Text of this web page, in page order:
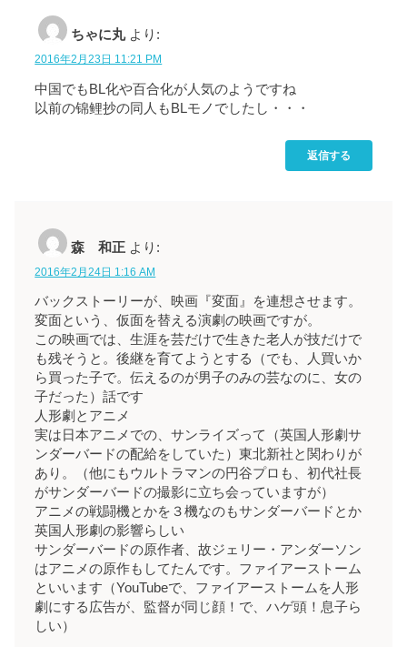
ちゃに丸 より:
2016年2月23日 11:21 PM
中国でもBL化や百合化が人気のようですね
以前の锦鲤抄の同人もBLモノでしたし・・・
返信する
森 和正 より:
2016年2月24日 1:16 AM
バックストーリーが、映画『変面』を連想させます。
変面という、仮面を替える演劇の映画ですが。
この映画では、生涯を芸だけで生きた老人が技だけで
も残そうと。後継を育てようとする（でも、人買いか
ら買った子で。伝えるのが男子のみの芸なのに、女の
子だった）話です
人形劇とアニメ
実は日本アニメでの、サンライズって（英国人形劇サ
ンダーバードの配給をしていた）東北新社と関わりが
あり。（他にもウルトラマンの円谷プロも、初代社長
がサンダーバードの撮影に立ち会っていますが）
アニメの戦闘機とかを３機なのもサンダーバードとか
英国人形劇の影響らしい
サンダーバードの原作者、故ジェリー・アンダーソン
はアニメの原作もしてたんです。ファイアーストーム
といいます（YouTubeで、ファイアーストームを人形
劇にする広告が、監督が同じ顔！で、ハゲ頭！息子ら
しい）